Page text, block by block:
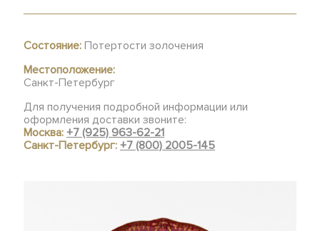
Состояние: Потертости золочения
Местоположение:
Санкт-Петербург
Для получения подробной информации или
оформления доставки звоните:
Москва:+7 (925) 963-62-21
Санкт-Петербург:+7 (800) 2005-145